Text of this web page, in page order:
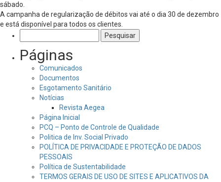
sábado.
A campanha de regularização de débitos vai até o dia 30 de dezembro
e está disponível para todos os clientes.
por:
Páginas
Comunicados
Documentos
Esgotamento Sanitário
Notícias
Revista Aegea
Página Inicial
PCQ – Ponto de Controle de Qualidade
Politica de Inv. Social Privado
POLÍTICA DE PRIVACIDADE E PROTEÇÃO DE DADOS
PESSOAIS
Política de Sustentabilidade
TERMOS GERAIS DE USO DE SITES E APLICATIVOS DA